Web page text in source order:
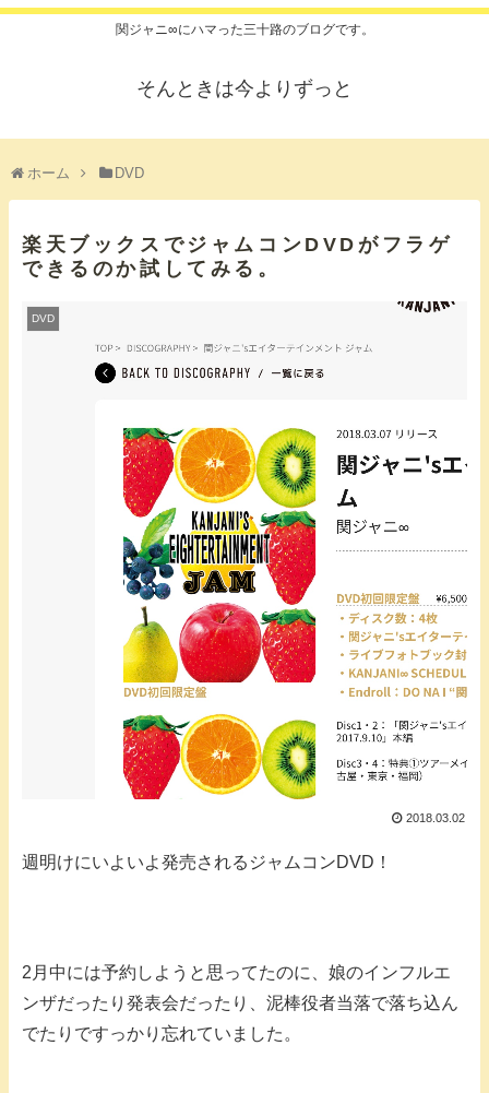
関ジャニ∞にハマった三十路のブログです。
そんときは今よりずっと
ホーム DVD
楽天ブックスでジャムコンDVDがフラゲ
できるのか試してみる。
DVD
2018.03.02
週明けにいよいよ発売されるジャムコンDVD！
2月中には予約しようと思ってたのに、娘のインフルエ
ンザだったり発表会だったり、泥棒役者当落で落ち込ん
でたりですっかり忘れていました。